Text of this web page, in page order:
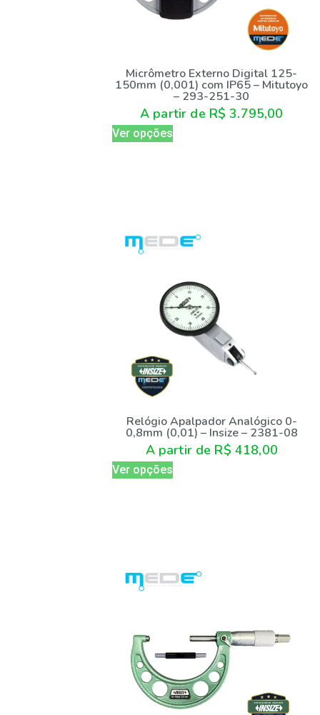
Micrômetro Externo Digital 125-
150mm (0,001) com IP65 – Mitutoyo
– 293-251-30
A partir de R$ 3.795,00
Ver opções
Relógio Apalpador Analógico 0-
0,8mm (0,01) – Insize – 2381-08
A partir de R$ 418,00
Ver opções